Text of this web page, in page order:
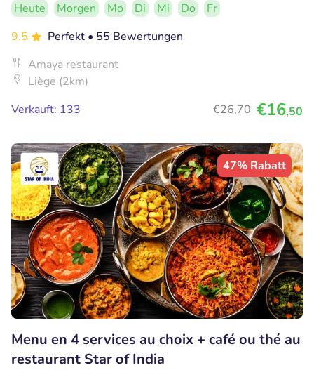
Heute Morgen Mo Di Mi Do
Fr
9.5
Perfekt • 55 Bewertungen
Amaya restaurant
Liège (2km)
Verkauft: 133
€26,70 €16,50
47% Rabatt
Menu en 4 services au choix + café ou thé au
restaurant Star of India